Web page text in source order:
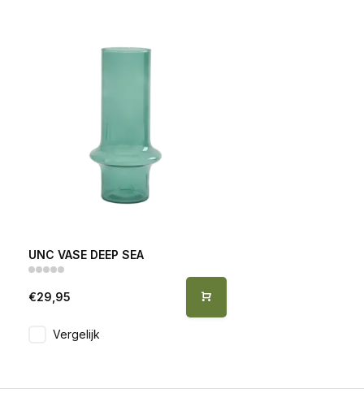
UNC VASE DEEP SEA
€29,95
Vergelijk